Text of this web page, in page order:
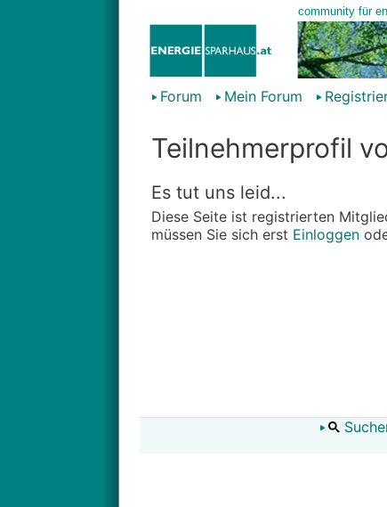
Forum Mein Forum
Teilnehmerprofil
Es tut uns leid...
Diese Seite ist registrierten
müssen Sie sich erst Einloggen